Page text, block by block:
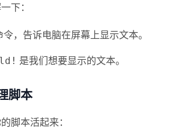
下：
，告诉电脑在屏幕上显示文本。
是我们想要显示的文本。
脚本
脚本活起来：